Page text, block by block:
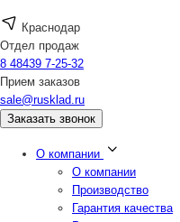
Краснодар
Отдел продаж
8 48439 7-25-32
Прием заказов
sale@rusklad.ru
Заказать звонок
О компании
О компании
Производство
Гарантия качества